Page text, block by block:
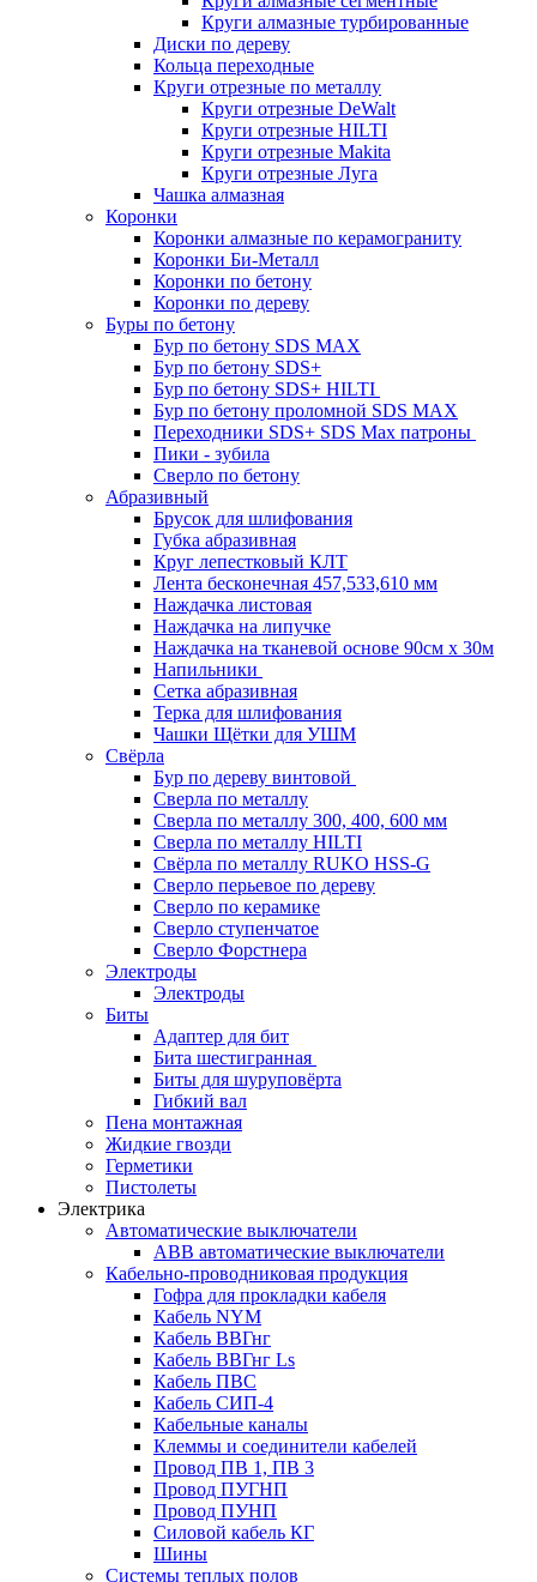
Круги алмазные турбированные
Диски по дереву
Кольца переходные
Круги отрезные по металлу
Круги отрезные DeWalt
Круги отрезные HILTI
Круги отрезные Makita
Круги отрезные Луга
Чашка алмазная
Коронки
Коронки алмазные по керамограниту
Коронки Би-Металл
Коронки по бетону
Коронки по дереву
Буры по бетону
Бур по бетону SDS MAX
Бур по бетону SDS+
Бур по бетону SDS+ HILTI
Бур по бетону проломной SDS MAX
Переходники SDS+ SDS Max патроны
Пики - зубила
Сверло по бетону
Абразивный
Брусок для шлифования
Губка абразивная
Круг лепестковый КЛТ
Лента бесконечная 457,533,610 мм
Наждачка листовая
Наждачка на липучке
Наждачка на тканевой основе 90см х 30м
Напильники
Сетка абразивная
Терка для шлифования
Чашки Щётки для УШМ
Свёрла
Бур по дереву винтовой
Сверла по металлу
Сверла по металлу 300, 400, 600 мм
Сверла по металлу HILTI
Свёрла по металлу RUKO HSS-G
Сверло перьевое по дереву
Сверло по керамике
Сверло ступенчатое
Сверло Форстнера
Электроды
Электроды
Биты
Адаптер для бит
Бита шестигранная
Биты для шуруповёрта
Гибкий вал
Пена монтажная
Жидкие гвозди
Герметики
Пистолеты
Электрика
Автоматические выключатели
ABB автоматические выключатели
Кабельно-проводниковая продукция
Гофра для прокладки кабеля
Кабель NYM
Кабель ВВГнг
Кабель ВВГнг Ls
Кабель ПВС
Кабель СИП-4
Кабельные каналы
Клеммы и соединители кабелей
Провод ПВ 1, ПВ 3
Провод ПУГНП
Провод ПУНП
Силовой кабель КГ
Шины
Системы теплых полов